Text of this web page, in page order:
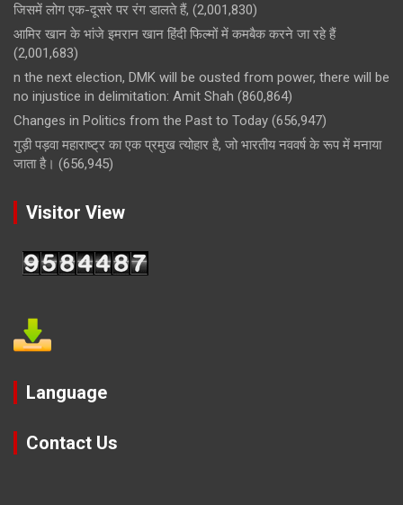
जिसमें लोग एक-दूसरे पर रंग डालते हैं, (2,001,830)
आमिर खान के भांजे इमरान खान हिंदी फिल्मों में कमबैक करने जा रहे हैं
(2,001,683)
n the next election, DMK will be ousted from power, there will be
no injustice in delimitation: Amit Shah (860,864)
Changes in Politics from the Past to Today (656,947)
गुड़ी पड़वा महाराष्ट्र का एक प्रमुख त्योहार है, जो भारतीय नववर्ष के रूप में मनाया
जाता है। (656,945)
Visitor View
Language
Contact Us